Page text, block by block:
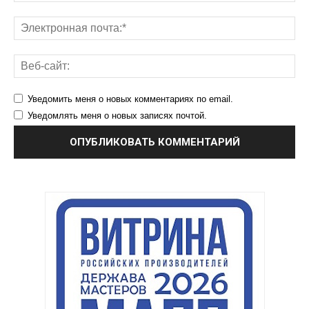
Уведомить меня о новых комментариях по email.
Уведомлять меня о новых записях почтой.